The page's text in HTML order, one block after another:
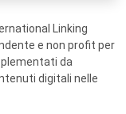
Linking
e non profit per
da
digitali nelle